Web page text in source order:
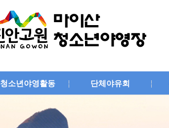
청소년야영활동 단체야유회